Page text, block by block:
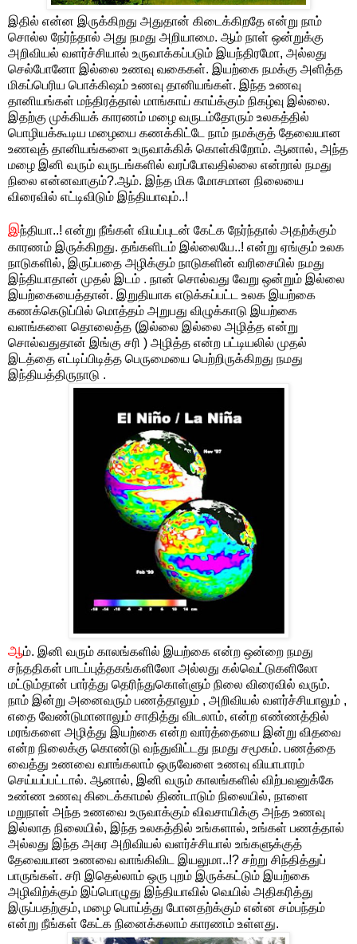
இதில் என்ன இருக்கிறது அதுதான் கிடைக்கிறதே என்று நாம்
சொல்ல நேர்ந்தால் அது நமது அறியாமை. ஆம் நாள் ஒன்றுக்கு
அறிவியல் வளர்ச்சியால் உருவாக்கப்படும் இயந்திரமோ, அல்லது
செல்போனோ இல்லை உணவு வகைகள். இயற்கை நமக்கு அளித்த
மிகப்பெரிய பொக்கிஷம் உணவு தானியங்கள். இந்த உணவு
தானியங்கள் மந்திரத்தால் மாங்காய் காய்க்கும் நிகழ்வு இல்லை.
இதற்கு முக்கியக் காரணம் மழை வருடம்தோரும் உலகத்தில்
பொழியக்கூடிய மழையை கணக்கிட்டே நாம் நமக்குத் தேவையான
உணவுத் தானியங்களை உருவாக்கிக் கொள்கிறோம். ஆனால், அந்த
மழை இனி வரும் வருடங்களில் வரப்போவதில்லை என்றால் நமது
நிலை என்னவாகும்?.ஆம். இந்த மிக மோசமான நிலையை
விரைவில் எட்டிவிடும் இந்தியாவும்..!
இந்தியா..! என்று நீங்கள் வியப்புடன் கேட்க நேர்ந்தால் அதற்க்கும்
காரணம் இருக்கிறது. தங்களிடம் இல்லையே..! என்று ஏங்கும் உலக
நாடுகளில், இருப்பதை அழிக்கும் நாடுகளின் வரிசையில் நமது
இந்தியாதான் முதல் இடம் . நான் சொல்வது வேறு ஒன்றும் இல்லை
இயற்கையைத்தான். இறுதியாக எடுக்கப்பட்ட உலக இயற்கை
கணக்கெடுப்பில் மொத்தம் அறுபது விழுக்காடு இயற்கை
வளங்களை தொலைத்த (இல்லை இல்லை அழித்த என்று
சொல்வதுதான் இங்கு சரி ) அழித்த என்ற பட்டியலில் முதல்
இடத்தை எட்டிப்பிடித்த பெருமையை பெற்றிருக்கிறது நமது
இந்தியத்திருநாடு .
ஆம். இனி வரும் காலங்களில் இயற்கை என்ற ஒன்றை நமது
சந்ததிகள் பாடப்புத்தகங்களிலோ அல்லது கல்வெட்டுகளிலோ
மட்டும்தான் பார்த்து தெரிந்துகொள்ளும் நிலை விரைவில் வரும்.
நாம் இன்று அனைவரும் பணத்தாலும் , அறிவியல் வளர்ச்சியாலும் ,
எதை வேண்டுமானாலும் சாதித்து விடலாம், என்ற எண்ணத்தில்
மரங்களை அழித்து இயற்கை என்ற வார்த்தையை இன்று விதவை
என்ற நிலைக்கு கொண்டு வந்துவிட்டது நமது சமூகம். பணத்தை
வைத்து உணவை வாங்கலாம் ஒருவேளை உணவு வியாபாரம்
செய்யப்பட்டால். ஆனால், இனி வரும் காலங்களில் விற்பவனுக்கே
உண்ண உணவு கிடைக்காமல் திண்டாடும் நிலையில், நாளை
மறுநாள் அந்த உணவை உருவாக்கும் விவசாயிக்கு அந்த உணவு
இல்லாத நிலையில், இந்த உலகத்தில் உங்களால், உங்கள் பணத்தால்
அல்லது இந்த அசுர அறிவியல் வளர்ச்சியால் உங்களுக்குத்
தேவையான உணவை வாங்கிவிட இயலுமா..!? சற்று சிந்தித்துப்
பாருங்கள். சரி இதெல்லாம் ஒரு புறம் இருக்கட்டும் இயற்கை
அழிவிற்க்கும் இப்பொழுது இந்தியாவில் வெயில் அதிகரித்து
இருப்பதற்கும், மழை பொய்த்து போனதற்க்கும் என்ன சம்பந்தம்
என்று நீங்கள் கேட்க நினைக்கலாம் காரணம் உள்ளது.